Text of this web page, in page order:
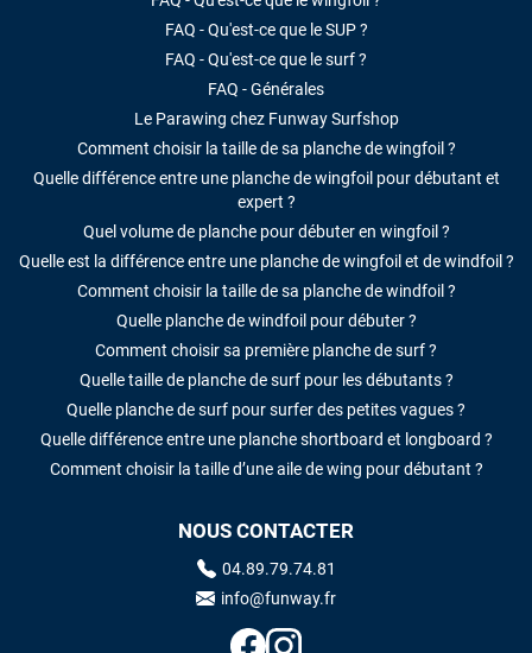
FAQ - Qu'est-ce que le SUP ?
FAQ - Qu'est-ce que le surf ?
FAQ - Générales
Le Parawing chez Funway Surfshop
Comment choisir la taille de sa planche de wingfoil ?
Quelle différence entre une planche de wingfoil pour débutant et
expert ?
Quel volume de planche pour débuter en wingfoil ?
Quelle est la différence entre une planche de wingfoil et de windfoil ?
Comment choisir la taille de sa planche de windfoil ?
Quelle planche de windfoil pour débuter ?
Comment choisir sa première planche de surf ?
Quelle taille de planche de surf pour les débutants ?
Quelle planche de surf pour surfer des petites vagues ?
Quelle différence entre une planche shortboard et longboard ?
Comment choisir la taille d’une aile de wing pour débutant ?
NOUS CONTACTER
04.89.79.74.81
info@funway.fr